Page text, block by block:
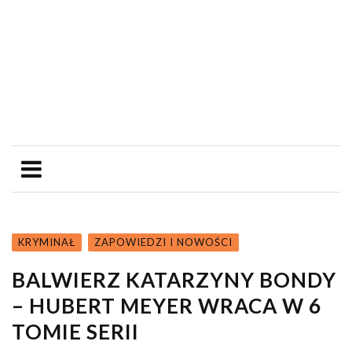
KRYMINAŁ ZAPOWIEDZI I NOWOŚCI
BALWIERZ KATARZYNY BONDY
– HUBERT MEYER WRACA W 6
TOMIE SERII